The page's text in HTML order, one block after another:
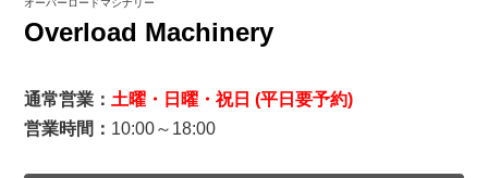
オーバーロードマシナリー
Overload Machinery
通常営業： 土曜・日曜・祝日 (平日要予約)
営業時間： 10:00～18:00